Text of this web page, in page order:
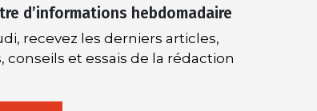
d’informations hebdomadaire
recevez les derniers articles,
conseils et essais de la rédaction